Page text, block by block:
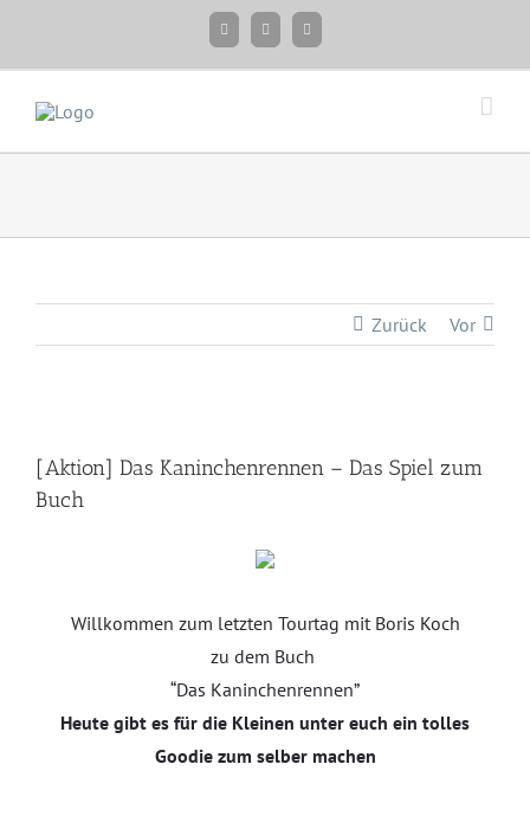
FacebookInstagramTwitter
Zurück Vor
grösseres
Bild
[Aktion] Das Kaninchenrennen – Das Spiel zum
Buch
Willkommen zum letzten Tourtag mit Boris Koch
zu dem Buch
“Das Kaninchenrennen”
Heute gibt es für die Kleinen unter euch ein tolles
Goodie zum selber machen